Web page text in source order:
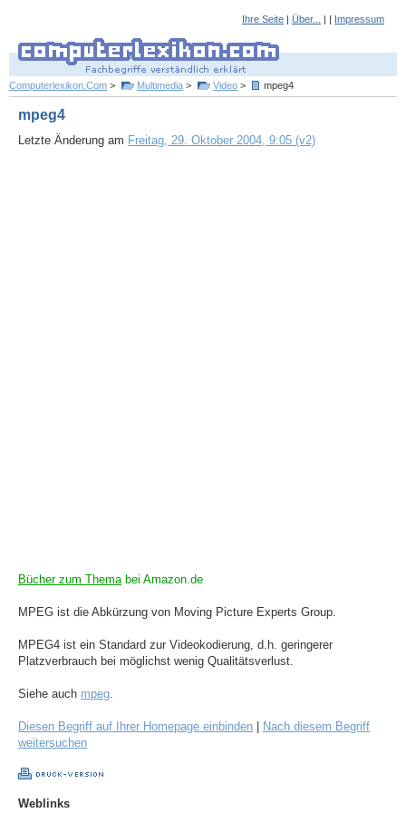
Ihre Seite | Über... | | Impressum
Computerlexikon.Com > Multimedia > Video > mpeg4
mpeg4
Letzte Änderung am Freitag, 29. Oktober 2004, 9:05 (v2)
Bücher zum Themabei Amazon.de
MPEG ist die Abkürzung von Moving Picture Experts Group.
MPEG4 ist ein Standard zur Videokodierung, d.h. geringerer
Platzverbrauch bei möglichst wenig Qualitätsverlust.
Siehe auch mpeg.
Diesen Begriff auf Ihrer Homepage einbinden
Nach diesem Begriff
weitersuchen
Weblinks